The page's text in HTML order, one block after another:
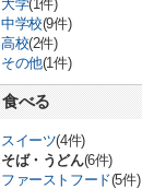
大学(1件)
中学校(9件)
高校(2件)
その他(1件)
食べる
スイーツ(4件)
そば・うどん(6件)
ファーストフード(5件)